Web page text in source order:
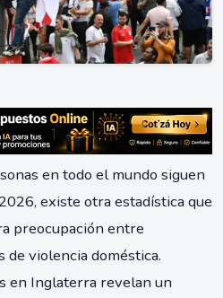
en todo el mundo siguen
existe otra estadística que
preocupación entre
violencia doméstica.
en Inglaterra revelan un